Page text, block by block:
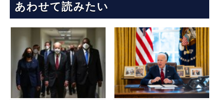
あわせて読みたい